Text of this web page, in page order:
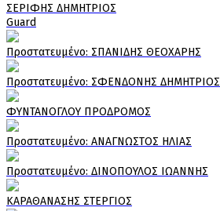
ΣΕΡΙΦΗΣ ΔΗΜΗΤΡΙΟΣ
Guard
Πρoστατευμένο: ΣΠΑΝΙΔΗΣ ΘΕΟΧΑΡΗΣ
Πρoστατευμένο: ΣΦΕΝΔΟΝΗΣ ΔΗΜΗΤΡΙΟΣ
ΦΥΝΤΑΝΟΓΛΟΥ ΠΡΟΔΡΟΜΟΣ
Πρoστατευμένο: ΑΝΑΓΝΩΣΤΟΣ ΗΛΙΑΣ
Πρoστατευμένο: ΔΙΝΟΠΟΥΛΟΣ ΙΩΑΝΝΗΣ
ΚΑΡΑΘΑΝΑΣΗΣ ΣΤΕΡΓΙΟΣ